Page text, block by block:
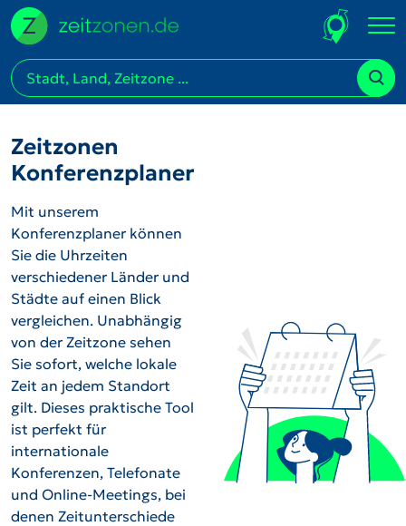
Zeitzonen
Konferenzplaner
Mit unserem
Konferenzplaner können
Sie die Uhrzeiten
verschiedener Länder und
Städte auf einen Blick
vergleichen. Unabhängig
von der Zeitzone sehen
Sie sofort, welche lokale
Zeit an jedem Standort
gilt. Dieses praktische Tool
ist perfekt für
internationale
Konferenzen, Telefonate
und Online-Meetings, bei
denen Zeitunterschiede